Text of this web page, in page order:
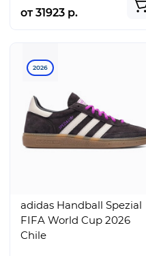
от 31923 р.
2026
adidas Handball Spezial
FIFA World Cup 2026
Chile